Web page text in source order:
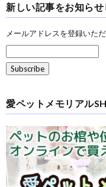
新しい記事をお知らせ
メールアドレスを登録いた
愛ペットメモリアル